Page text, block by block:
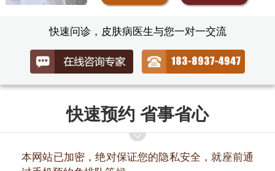
快速问诊，皮肤病医生与您一对一交流
快速预约 省事省心
本网站已加密，绝对保证您的隐私安全，就座前通